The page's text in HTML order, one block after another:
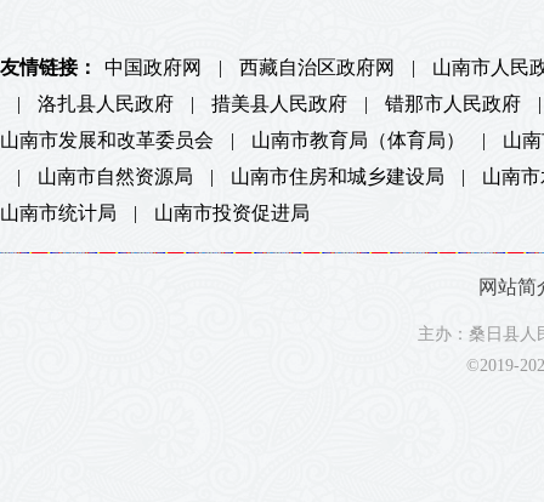
友情链接： 中国政府网 | 西藏自治区政府网 |
山南市人民
|
洛扎县人民政府 | 措美县人民政府 | 错那市人民政府
|
山南市发展和改革委员会
| 山南市教育局（体育局） |
山
|
山南市自然资源局 | 山南市住房和城乡建设局 |
山南
山南市统计局
| 山南市投资促进局
网站简
主办：桑日县
©2019-